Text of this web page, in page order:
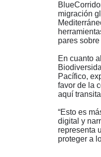
migración
pares
En cuanto
Pacífico,
favor de la
aquí
“Esto es
digital y
representa
proteger a